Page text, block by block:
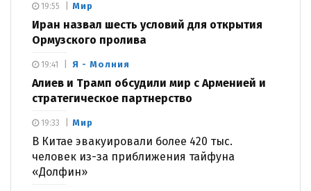
Мир
Иран назвал шесть условий для открытия
Ормузского пролива
19:55
Я - Молния
Алиев и Трамп обсудили мир с Арменией и
стратегическое партнерство
19:41
Мир
В Китае эвакуировали более 420 тыс.
человек из-за приближения тайфуна
«Долфин»
19:33